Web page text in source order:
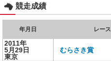
競走成績
年月日 レース
2011年
5月29日
東京
むらさき賞